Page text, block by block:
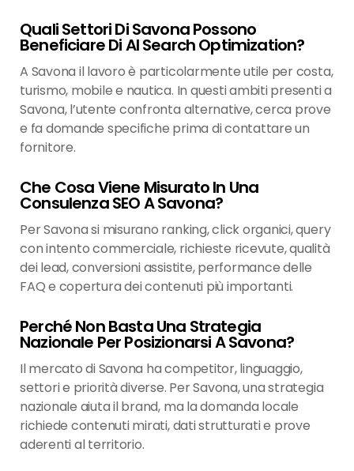
Quali Settori Di Savona Possono
Beneficiare Di AI Search Optimization?
A Savona il lavoro è particolarmente utile per costa,
turismo, mobile e nautica. In questi ambiti presenti a
Savona, l’utente confronta alternative, cerca prove
e fa domande specifiche prima di contattare un
fornitore.
Che Cosa Viene Misurato In Una
Consulenza SEO A Savona?
Per Savona si misurano ranking, click organici, query
con intento commerciale, richieste ricevute, qualità
dei lead, conversioni assistite, performance delle
FAQ e copertura dei contenuti più importanti.
Perché Non Basta Una Strategia
Nazionale Per Posizionarsi A Savona?
Il mercato di Savona ha competitor, linguaggio,
settori e priorità diverse. Per Savona, una strategia
nazionale aiuta il brand, ma la domanda locale
richiede contenuti mirati, dati strutturati e prove
aderenti al territorio.